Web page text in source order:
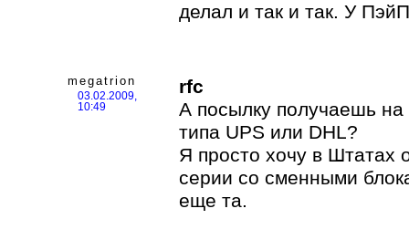
делал и так и так. У
megatrion
03.02.2009,
10:49
rfc
А посылку получаешь на
типа UPS или DHL?
Я просто хочу в Штатах
серии со сменными
еще та.